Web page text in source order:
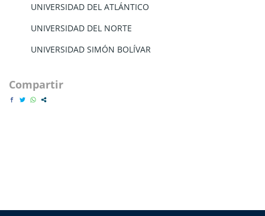
UNIVERSIDAD DEL ATLÁNTICO
UNIVERSIDAD DEL NORTE
UNIVERSIDAD SIMÓN BOLÍVAR
Compartir